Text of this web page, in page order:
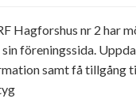
Hagforshus nr 2 har
föreningssida.
samt få tillgång